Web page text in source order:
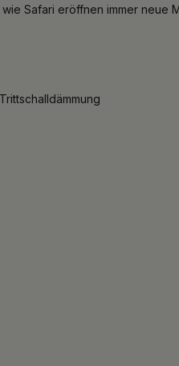
Safari eröffnen immer